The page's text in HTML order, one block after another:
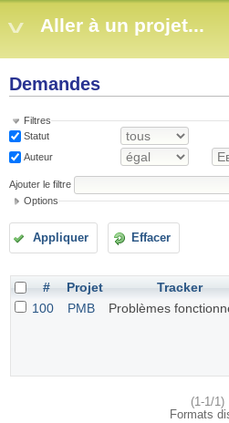
Aller à un projet...
Demandes
Filtres
Statut
Auteur
Ajouter le filtre
Options
Appliquer Effacer
# Projet Tracker
100
PMB Problèmes
(1-1/1)
Formats